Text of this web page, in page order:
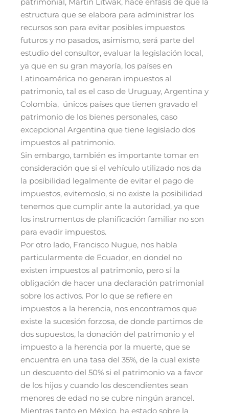
estructura que se elabora para administrar los
recursos son para evitar posibles impuestos
futuros y no pasados, asimismo, será parte del
estudio del consultor, evaluar la legislación local,
ya que en su gran mayoría, los países en
Latinoamérica no generan impuestos al
patrimonio, tal es el caso de Uruguay, Argentina y
Colombia, únicos países que tienen gravado el
patrimonio de los bienes personales, caso
excepcional Argentina que tiene legislado dos
impuestos al patrimonio.
Sin embargo, también es importante tomar en
consideración que si el vehículo utilizado nos da
la posibilidad legalmente de evitar el pago de
impuestos, evitemoslo, si no existe la posibilidad
tenemos que cumplir ante la autoridad, ya que
los instrumentos de planificación familiar no son
para evadir impuestos.
Por otro lado, Francisco Nugue, nos habla
particularmente de Ecuador, en dondel no
existen impuestos al patrimonio, pero sí la
obligación de hacer una declaración patrimonial
sobre los activos. Por lo que se refiere en
impuestos a la herencia, nos encontramos que
existe la sucesión forzosa, de donde partimos de
dos supuestos, la donación del patrimonio y el
impuesto a la herencia por la muerte, que se
encuentra en una tasa del 35%, de la cual existe
un descuento del 50% si el patrimonio va a favor
de los hijos y cuando los descendientes sean
menores de edad no se cubre ningún arancel.
Mientras tanto en México, ha estado sobre la